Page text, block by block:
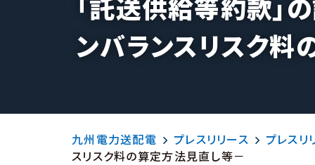
ンバランスリスク
九州電力送配電 プレスリリース
プレスリ
スリスク料の算定方法見直し等－